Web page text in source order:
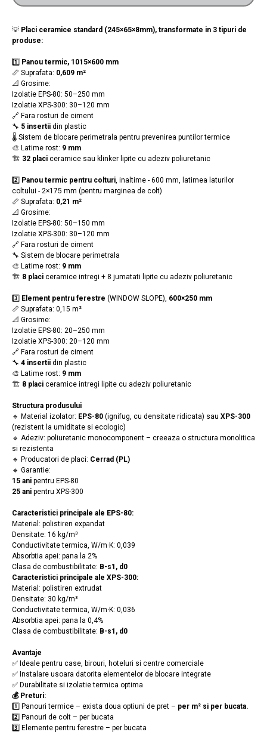
💡 Placi ceramice standard (245×65×8mm), transformate in 3 tipuri de
produse:
1️⃣ Panou termic, 1015×600 mm
📏 Suprafata: 0,609 m²
📐 Grosime:
Izolatie EPS-80: 50–250 mm
Izolatie XPS-300: 30–120 mm
🔗 Fara rosturi de ciment
🔧 5 insertii din plastic
🌡️ Sistem de blocare perimetrala pentru prevenirea puntilor termice
🎨 Latime rost: 9 mm
🏗️ 32 placi ceramice sau klinker lipite cu adeziv poliuretanic
2️⃣ Panou termic pentru colturi, inaltime - 600 mm, latimea laturilor
coltului - 2×175 mm (pentru marginea de colt)
📏 Suprafata: 0,21 m²
📐 Grosime:
Izolatie EPS-80: 50–150 mm
Izolatie XPS-300: 30–120 mm
🔗 Fara rosturi de ciment
🔧 Sistem de blocare perimetrala
🎨 Latime rost: 9 mm
🏗️ 8 placi ceramice intregi + 8 jumatati lipite cu adeziv poliuretanic
3️⃣ Element pentru ferestre (WINDOW SLOPE), 600×250 mm
📏 Suprafata: 0,15 m²
📐 Grosime:
Izolatie EPS-80: 20–250 mm
Izolatie XPS-300: 20–120 mm
🔗 Fara rosturi de ciment
🔧 4 insertii din plastic
🎨 Latime rost: 9 mm
🏗️ 8 placi ceramice intregi lipite cu adeziv poliuretanic
Structura produsului
🔹 Material izolator: EPS-80 (ignifug, cu densitate ridicata) sau XPS-300
(rezistent la umiditate si ecologic)
🔹 Adeziv: poliuretanic monocomponent – creeaza o structura monolitica
si rezistenta
🔹 Producatori de placi: Cerrad (PL)
🔹 Garantie:
15 ani pentru EPS-80
25 ani pentru XPS-300
Caracteristici principale ale EPS-80:
Material: polistiren expandat
Densitate: 16 kg/m³
Conductivitate termica, W/m·K: 0,039
Absorbtia apei: pana la 2%
Clasa de combustibilitate: B-s1, d0
Caracteristici principale ale XPS-300:
Material: polistiren extrudat
Densitate: 30 kg/m³
Conductivitate termica, W/m·K: 0,036
Absorbtia apei: pana la 0,4%
Clasa de combustibilitate: B-s1, d0
Avantaje
✅ Ideale pentru case, birouri, hoteluri si centre comerciale
✅ Instalare usoara datorita elementelor de blocare integrate
✅ Durabilitate si izolatie termica optima
💰 Preturi:
1️⃣ Panouri termice – exista doua optiuni de pret – per m² si per bucata.
2️⃣ Panouri de colt – per bucata
3️⃣ Elemente pentru ferestre – per bucata